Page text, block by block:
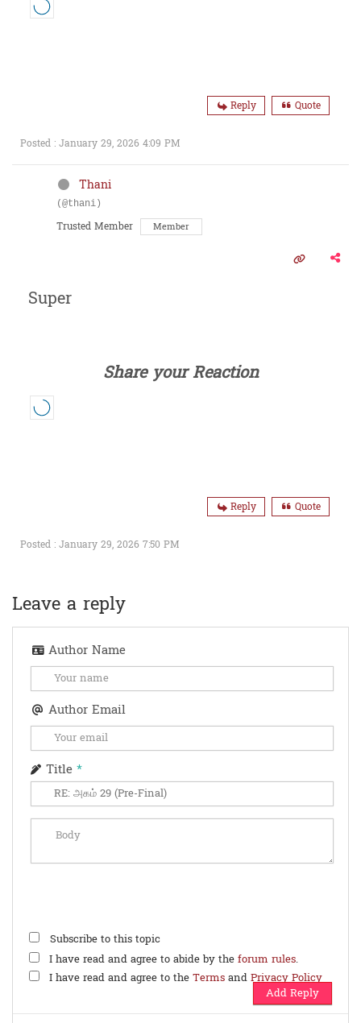
Reply Quote
Posted : January 29, 2026 4:09 PM
Thani
(@thani)
Trusted Member Member
Super
Share your Reaction
Reply Quote
Posted : January 29, 2026 7:50 PM
Leave a reply
Author Name
Author Email
Title*
Subscribe to this topic
I have read and agree to abide by theforum rules.
I have read and agree to theTermsandPrivacy Policy